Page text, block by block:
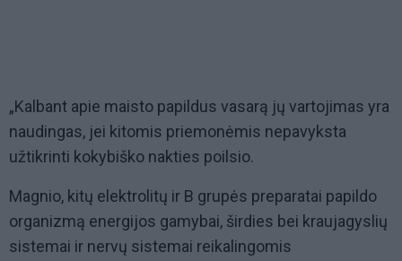
„Kalbant apie maisto papildus vasarą jų vartojimas yra
naudingas, jei kitomis priemonėmis nepavyksta
užtikrinti kokybiško nakties poilsio.
Magnio, kitų elektrolitų ir B grupės preparatai papildo
organizmą energijos gamybai, širdies bei kraujagyslių
sistemai ir nervų sistemai reikalingomis